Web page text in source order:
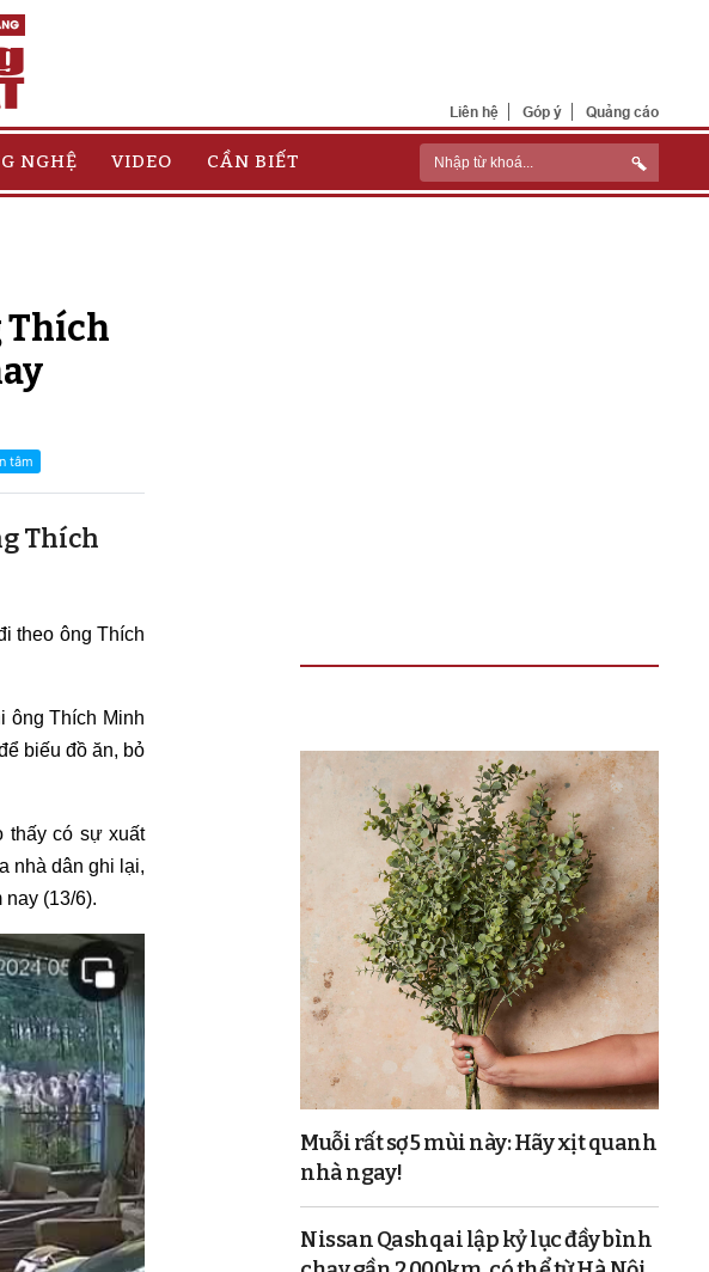
Liên hệ Góp ý Quảng cáo
NGHỆ VIDEO CẦN BIẾT
Thích
Thích
theo ông Thích
ông Thích Minh
biếu đồ ăn, bỏ
thấy có sự xuất
nhà dân ghi lại,
nay (13/6).
Muỗi rất sợ 5 mùi này: Hãy xịt quanh
nhà ngay!
Nissan Qashqai lập kỷ lục đầy bình